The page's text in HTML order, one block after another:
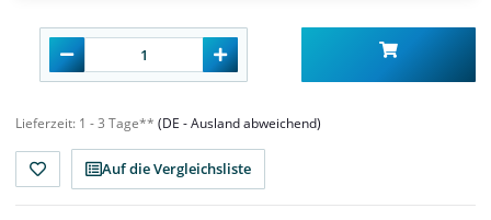
Lieferzeit: 1 - 3 Tage** (DE - Ausland abweichend)
Auf die Vergleichsliste